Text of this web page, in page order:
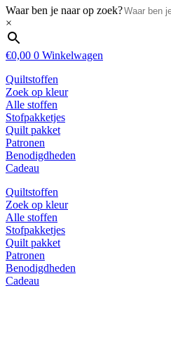
Waar ben je naar op zoek?
×
€0,00 0 Winkelwagen
Quiltstoffen
Zoek op kleur
Alle stoffen
Stofpakketjes
Quilt pakket
Patronen
Benodigdheden
Cadeau
Quiltstoffen
Zoek op kleur
Alle stoffen
Stofpakketjes
Quilt pakket
Patronen
Benodigdheden
Cadeau